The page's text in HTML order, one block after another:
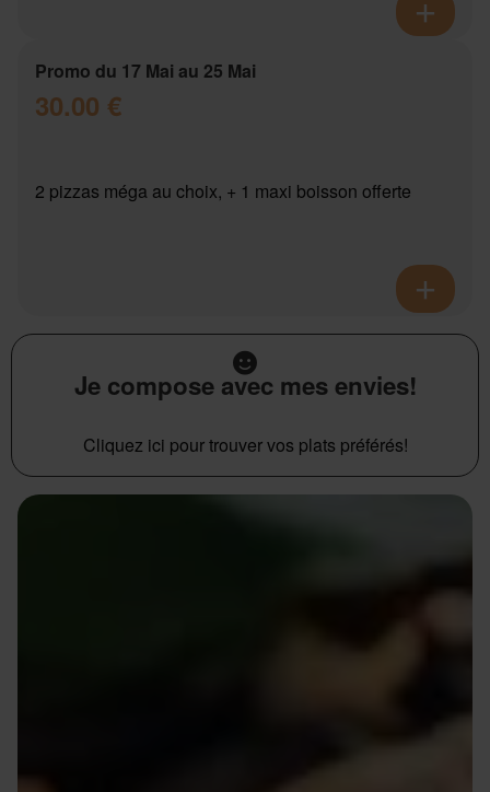
Promo du 17 Mai au 25 Mai
30.00 €
2 pizzas méga au choix, + 1 maxi boisson offerte
Je compose avec mes envies!
Cliquez ici pour trouver vos plats préférés!